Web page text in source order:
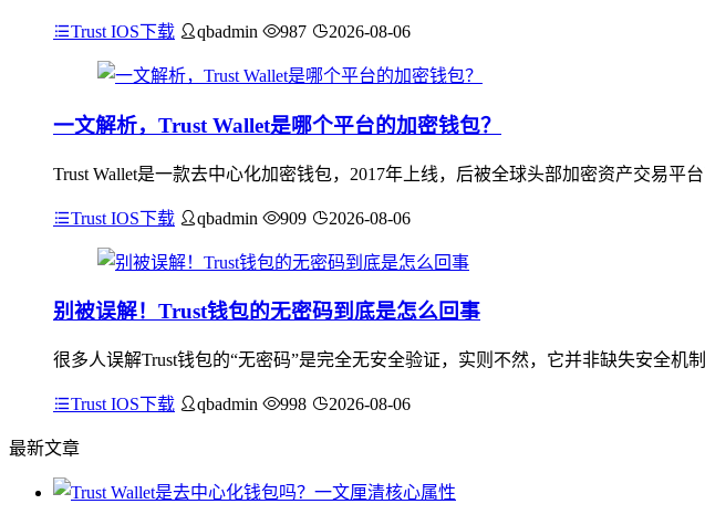
Trust IOS下载 qbadmin 987 2026-08-06
一文解析，Trust Wallet是哪个平台的加密钱包？
Trust Wallet是一款去中心化加密钱包，2017年上线，后被全球头部加密资产交易
Trust IOS下载 qbadmin 909 2026-08-06
别被误解！Trust钱包的无密码到底是怎么回事
很多人误解Trust钱包的“无密码”是完全无安全验证，实则不然，它并非缺失安全
Trust IOS下载 qbadmin 998 2026-08-06
最新文章